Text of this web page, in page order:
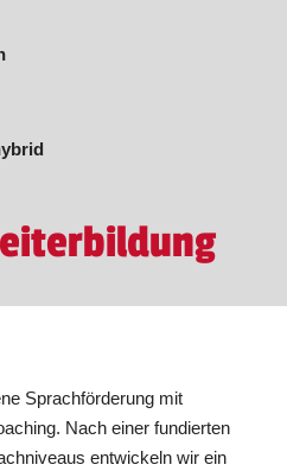
Sprachförderung mit
Nach einer fundierten
entwickeln wir ein